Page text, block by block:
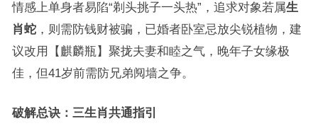
情感上单身者易陷“剃头挑子一头热”，追求对象若属生
肖蛇，则需防钱财被骗，已婚者卧室忌放尖锐植物，建
议改用【麒麟瓶】聚拢夫妻和睦之气，晚年子女缘极
佳，但41岁前需防兄弟阋墙之争。
破解总诀：三生肖共通指引